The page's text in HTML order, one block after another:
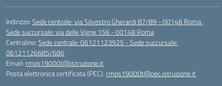
Indirizzo:Sede centrale: via Silvestro Gherardi 87/89 - 00146 Roma.
Sede succursale: via delle Vigne 156 - 00148 Roma
Centralino:Sede centrale: 06121123925 - Sede succursale:
06121126685/686
Email: rmps19000t@istruzione.it
Posta elettronica certificata (PEC): rmps19000t@pec.istruzione.it